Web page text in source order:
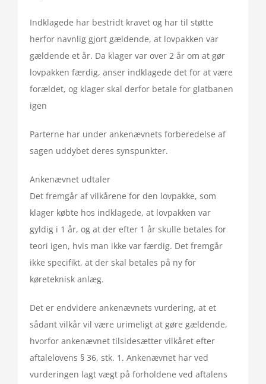
Indklagede har bestridt kravet og har til støtte
herfor navnlig gjort gældende, at lovpakken var
gældende et år. Da klager var over 2 år om at gør
lovpakken færdig, anser indklagede det for at være
forældet, og klager skal derfor betale for glatbanen
igen
Parterne har under ankenævnets forberedelse af
sagen uddybet deres synspunkter.
Ankenævnet udtaler
Det fremgår af vilkårene for den lovpakke, som
klager købte hos indklagede, at lovpakken var
gyldig i 1 år, og at der efter 1 år skulle betales for
teori igen, hvis man ikke var færdig. Det fremgår
ikke specifikt, at der skal betales på ny for
køreteknisk anlæg.
Det er endvidere ankenævnets vurdering, at et
sådant vilkår vil være urimeligt at gøre gældende,
hvorfor ankenævnet tilsidesætter vilkåret efter
aftalelovens § 36, stk. 1. Ankenævnet har ved
vurderingen lagt vægt på forholdene ved aftalens